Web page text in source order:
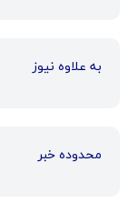
به علاوه نیوز
محدوده خبر